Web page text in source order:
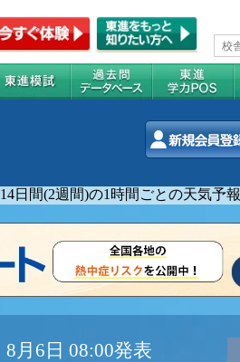
14日間(2週間)の1時間ごとの天気予報
8月6日 08:00発表